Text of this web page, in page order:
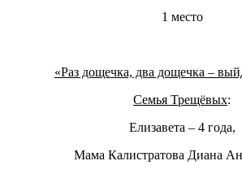
1 место
«Раз дощечка, два дощечка –
Семья Трещёвых:
Елизавета – 4 года,
Мама Калистратова Диана